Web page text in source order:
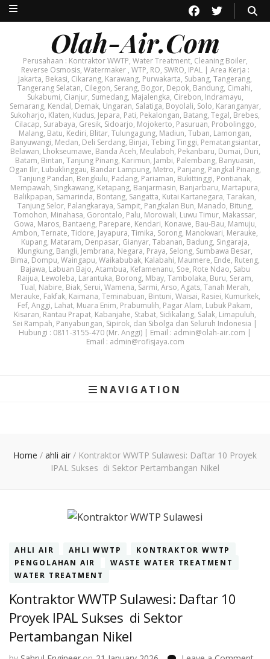
Olah-Air.Com
Perusahaan : Kontraktor WWTP, Water Treatment, Cleaning Boiler,
Reverse Osmosis, Watermaker , WTP, RO, SWRO, IPAL | Area Kerja :
Jakarta, Bekasi, Cikarang, Karawang, Purwakarta, Subang, Tangerang,
Tangerang Selatan, Cilegon, Serang, Bogor, Depok, Bandung, Cimahi,
Sukabumi, Cianjur, Sumedang, Majalengka, Cirebon, Indramayu,
Semarang, Kendal, Demak, Ungaran, Salatiga, Boyolali, Solo, Karanganyar,
Sukoharjo, Klaten, Kudus, Jepara, Pati, Pekalongan, Batang, Tegal, Brebes,
Cilacap, Surabaya, Gresik, Sidoarjo, Mojokerto, Pasuruan, Probolinggo,
Malang, Batu, Kediri, Blitar, Tulungagung, Madiun, Tuban, Lamongan,
Banyuwangi, Medan, Deli Serdang, Binjai, Tebing Tinggi, Pematangsiantar,
Belawan, Lhokseumawe, Banda Aceh, Meulaboh, Pekanbaru, Dumai, Duri,
Batam, Bintan, Tanjung Pinang, Karimun, Jambi, Palembang, Banyuasin,
Ogan Ilir, Lubuklinggau, Bandar Lampung, Metro, Panjang, Pangkal Pinang,
Tanjung Pandan, Bengkulu, Padang, Pariaman, Bukittinggi, Pontianak,
Mempawah, Singkawang, Ketapang, Banjarmasin, Banjarbaru, Martapura,
Balikpapan, Samarinda, Bontang, Sangatta, Kutai Kartanegara, Tarakan,
Tanjung Selor, Palangkaraya, Sampit, Pangkalan Bun, Manado, Bitung,
Tomohon, Minahasa, Gorontalo, Palu, Morowali, Luwu Timur, Makassar,
Gowa, Maros, Bantaeng, Parepare, Kendari, Konawe, Bau-Bau, Mamuju,
Ambon, Ternate, Tidore, Jayapura, Timika, Sorong, Manokwari, Merauke,
Kupang, Mataram, Denpasar, Gianyar, Tabanan, Badung, Singaraja,
Klungkung, Bangli, Jembrana, Negara, Praya, Selong, Sumbawa Besar,
Bima, Dompu, Waingapu, Waikabubak, Kalabahi, Maumere, Ende, Ruteng,
Bajawa, Labuan Bajo, Atambua, Kefamenanu, Soe, Rote Ndao, Sabu
Raijua, Lewoleba, Larantuka, Borong, Mbay, Tambolaka, Buru, Seram,
Tual, Nabire, Biak, Serui, Wamena, Sarmi, Arso, Agats, Tanah Merah,
Merauke, Fakfak, Kaimana, Teminabuan, Bintuni, Waisai, Rasiei, Kumurkek,
Fef, Anggi, Lahat, Muara Enim, Prabumulih, Pagar Alam, Lubuk Pakam,
Kisaran, Rantau Prapat, Kabanjahe, Stabat, Sidikalang, Salak, Limapuluh,
Sei Rampah, Panyabungan, Sipirok, dan Sibolga dan Seluruh Indonesia |
Hubungi : 0811-3155-470 (Mr. Anggi) | Email : admin@olah-air.com |
Email : admin@rofisjaya.com
NAVIGATION
Home / ahli air / Kontraktor WWTP Sulawesi: Daftar 10 Proyek
IPAL Sukses di Sektor Pertambangan Nikel
AHLI AIR AHLI WWTP
KONTRAKTOR WWTP
PENGOLAHAN AIR
WASTE WATER TREATMENT
WATER TREATMENT
Kontraktor WWTP Sulawesi: Daftar 10
Proyek IPAL Sukses di Sektor
Pertambangan Nikel